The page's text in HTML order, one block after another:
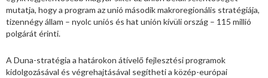
mutatja, hogy a program az unió második makroregionális stratégiája,
tizennégy állam – nyolc uniós és hat unión kívüli ország – 115 millió
polgárát érinti.
A Duna-stratégia a határokon átívelő fejlesztési programok
kidolgozásával és végrehajtásával segítheti a közép-európai